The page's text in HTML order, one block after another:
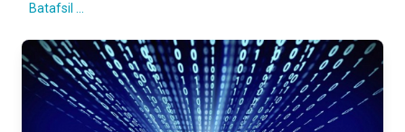
Batafsil ...